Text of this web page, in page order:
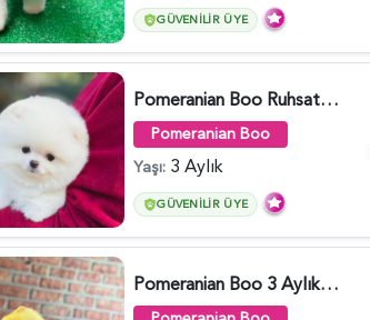
GÜVENILIR ÜYE
Pomeranian Boo Ruhsatlı Çiftlikten - 6027
Pomeranian Boo
Yaşı: 3 Aylık
GÜVENILIR ÜYE
Pomeranian Boo 3 Aylık Safkan Yavrularımız - 6022